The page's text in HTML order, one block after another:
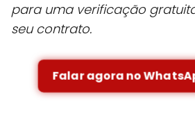
para uma verificação
seu contrato.
Falar agora no